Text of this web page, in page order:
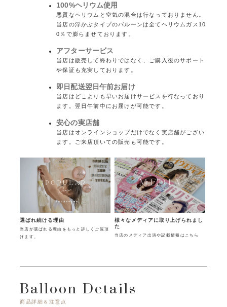
100%ヘリウム使用
悪質なヘリウムと空気の混合は行なっておりません。
当店の浮かぶタイプのバルーンは全てヘリウムガス10
0％で膨らませております。
アフターサービス
当店は販売して終わりではなく、ご購入後のサポート
や保証も充実しております。
即日配送翌日午前お届け
当店はどこよりも早いお届けサービスを行なっており
ます。翌日午前中にお届けが可能です。
安心の実店舗
当店はオンラインショップだけでなく実店舗がござい
ます。ご来店頂いての販売も可能です。
選ばれ続ける理由
当店が選ばれる理由をもっと詳しくご覧頂
けます。
様々なメディアに取り上げられまし
た
当店のメディア出演や記載情報はこちら
Balloon Details
商品詳細＆注意点